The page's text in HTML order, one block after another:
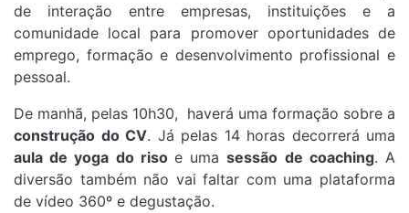
de interação entre empresas, instituições e a
comunidade local para promover oportunidades de
emprego, formação e desenvolvimento profissional e
pessoal.
De manhã, pelas 10h30, haverá uma formação sobre a
construção do CV. Já pelas 14 horas decorrerá uma
aula de yoga do riso e umasessão de coaching. A
diversão também não vai faltar com uma plataforma
de vídeo 360º e degustação.